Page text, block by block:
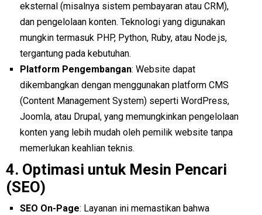
eksternal (misalnya sistem pembayaran atau CRM),
dan pengelolaan konten. Teknologi yang digunakan
mungkin termasuk PHP, Python, Ruby, atau Node.js,
tergantung pada kebutuhan.
Platform Pengembangan: Website dapat
dikembangkan dengan menggunakan platform CMS
(Content Management System) seperti WordPress,
Joomla, atau Drupal, yang memungkinkan pengelolaan
konten yang lebih mudah oleh pemilik website tanpa
memerlukan keahlian teknis.
4. Optimasi untuk Mesin Pencari
(SEO)
SEO On-Page: Layanan ini memastikan bahwa